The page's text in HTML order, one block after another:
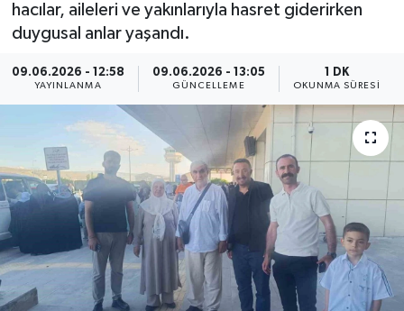
hacılar, aileleri ve yakınlarıyla hasret giderirken
duygusal anlar yaşandı.
09.06.2026 - 12:58
YAYINLANMA
09.06.2026 - 13:05
GÜNCELLEME
1 DK
OKUNMA SÜRESI
ÇEVRE
Dış Haberler
Dünya
EĞİTİM
EKONOMİ
English News
Finans